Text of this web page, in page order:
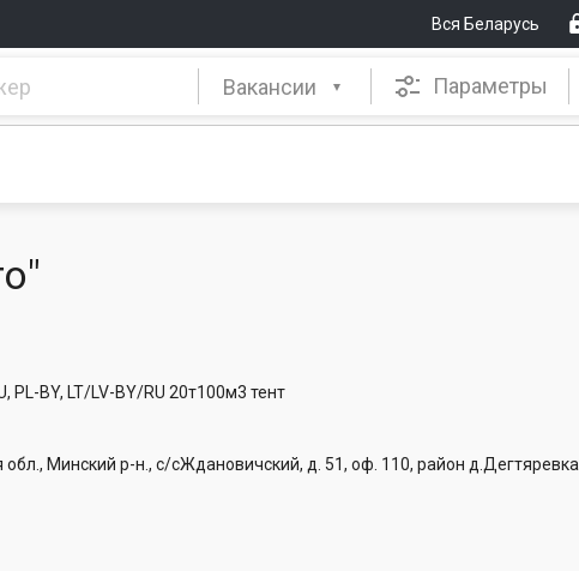
Вся Беларусь
Вакансии Параметры
BY, LT/LV-BY/RU 20т100м3 тент
обл., Минский р-н., с/сЖдановичский, д. 51, оф. 110, район д.Дегтяревка